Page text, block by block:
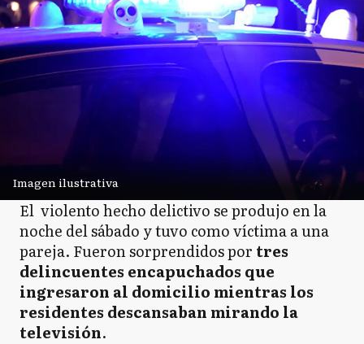
Imagen ilustrativa
El violento hecho delictivo se produjo en la
noche del sábado y tuvo como víctima a una
pareja. Fueron sorprendidos por tres
delincuentes encapuchados que
ingresaron al domicilio mientras los
residentes descansaban mirando la
televisión.